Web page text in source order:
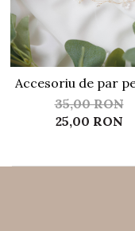
Accesoriu de par
mirese ACP09
35,00 RON
25,00 RON